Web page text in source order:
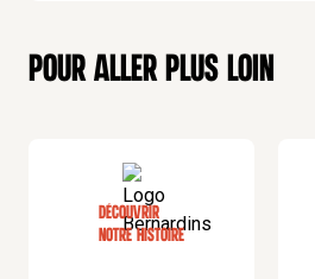
Pour aller plus loin
Découvrir
notre histoire